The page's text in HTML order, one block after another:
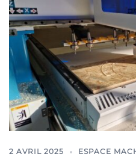
2 AVRIL 2025 ESPACE